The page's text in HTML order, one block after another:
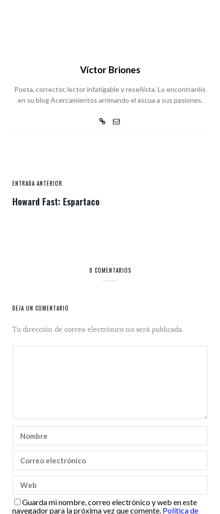
Víctor Briones
Poeta, corrector, lector infatigable y reseñista. Lo encontraréis
en su blog Acercamientos arrimando el ascua a sus pasiones.
ENTRADA ANTERIOR
Howard Fast: Espartaco
0 COMENTARIOS
DEJA UN COMENTARIO
Tu dirección de correo electrónico no será publicada.
Guarda mi nombre, correo electrónico y web en este
navegador para la próxima vez que comente. Política de